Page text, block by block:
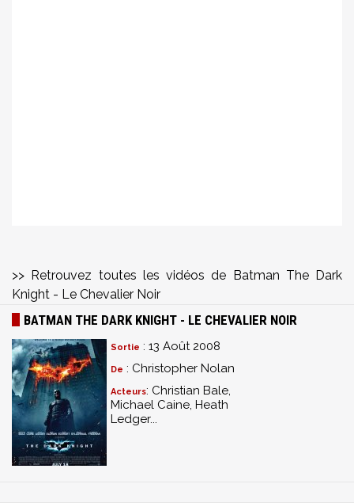
>> Retrouvez toutes les vidéos de Batman The Dark
Knight - Le Chevalier Noir
BATMAN THE DARK KNIGHT - LE CHEVALIER NOIR
Sortie : 13 Août 2008
De : Christopher Nolan
Acteurs: Christian Bale,
Michael Caine, Heath
Ledger...